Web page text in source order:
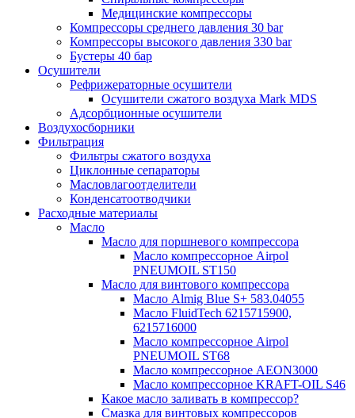
Медицинские компрессоры
Компрессоры среднего давления 30 bar
Компрессоры высокого давления 330 bar
Бустеры 40 бар
Осушители
Рефрижераторные осушители
Осушители сжатого воздуха Mark MDS
Адсорбционные осушители
Воздухосборники
Фильтрация
Фильтры сжатого воздуха
Циклонные сепараторы
Масловлагоотделители
Конденсатоотводчики
Расходные материалы
Масло
Масло для поршневого компрессора
Масло компрессорное Airpol
PNEUMOIL ST150
Масло для винтового компрессора
Масло Almig Blue S+ 583.04055
Масло FluidTech 6215715900,
6215716000
Масло компрессорное Airpol
PNEUMOIL ST68
Масло компрессорное AEON3000
Масло компрессорное KRAFT-OIL S46
Какое масло заливать в компрессор?
Смазка для винтовых компрессоров